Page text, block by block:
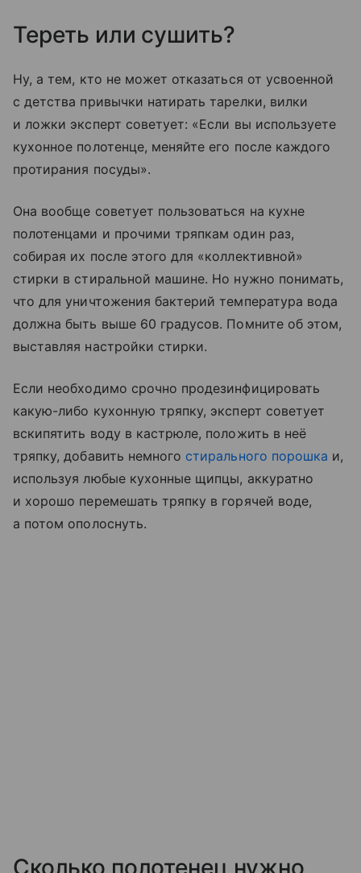
Тереть или сушить?
Ну, а тем, кто не может отказаться от усвоенной
с детства привычки натирать тарелки, вилки
и ложки эксперт советует: «Если вы используете
кухонное полотенце, меняйте его после каждого
протирания посуды».
Она вообще советует пользоваться на кухне
полотенцами и прочими тряпкам один раз,
собирая их после этого для «коллективной»
стирки в стиральной машине. Но нужно понимать,
что для уничтожения бактерий температура вода
должна быть выше 60 градусов. Помните об этом,
выставляя настройки стирки.
Если необходимо срочно продезинфицировать
какую-либо кухонную тряпку, эксперт советует
вскипятить воду в кастрюле, положить в неё
тряпку, добавить немного стирального порошка и,
используя любые кухонные щипцы, аккуратно
и хорошо перемешать тряпку в горячей воде,
а потом ополоснуть.